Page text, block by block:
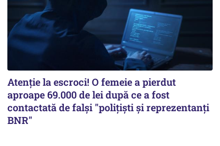
Atenție la escroci! O femeie a pierdut
aproape 69.000 de lei după ce a fost
contactată de falși "polițiști și reprezentanți
BNR"